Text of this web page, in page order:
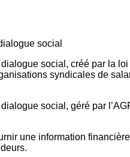
social, créé par la
syndicales de
social, géré par
une information